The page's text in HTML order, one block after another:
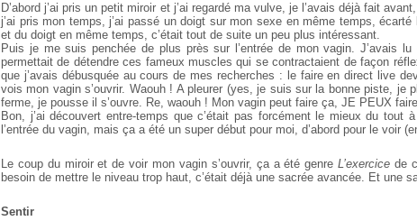
D’abord j’ai pris un petit miroir et j’ai regardé ma vulve, je l’avais déjà fait
j’ai pris mon temps, j’ai passé un doigt sur mon sexe en même temps,
et du doigt en même temps, c’était tout de suite un peu plus intéressant.
Puis je me suis penchée de plus près sur l’entrée de mon vagin. J’avais
permettait de détendre ces fameux muscles qui se contractaient de façon
que j’avais débusquée au cours de mes recherches : le faire en direct live
vois mon vagin s’ouvrir. Waouh ! A pleurer (yes, je suis sur la bonne piste, je
ferme, je pousse il s’ouvre. Re, waouh ! Mon vagin peut faire ça, JE PEUX
Bon, j’ai découvert entre-temps que c’était pas forcément le mieux du tout
l’entrée du vagin, mais ça a été un super début pour moi, d’abord pour le voir
Le coup du miroir et de voir mon vagin s’ouvrir, ça a été genreL’exercice de
besoin de mettre le niveau trop haut, c’était déjà une sacrée avancée. Et une
Sentir